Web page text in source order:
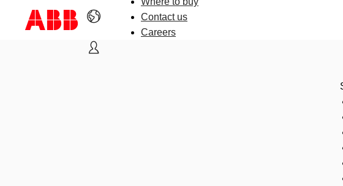
Contact us
Careers